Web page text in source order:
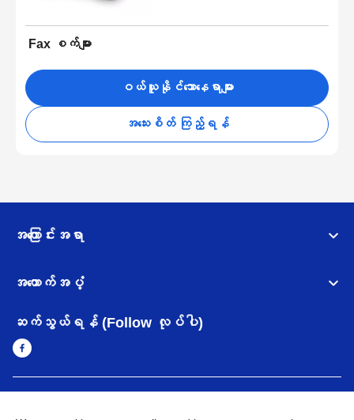
Fax စက်များ
ဝယ်ယူနိုင်သောနေရာများ
အသေးစိတ် ကြည့်ရန်
အကြောင်းအရာ
အထောက်အပံ့
ဆက်သွယ်ရန် (Follow လုပ်ပါ)